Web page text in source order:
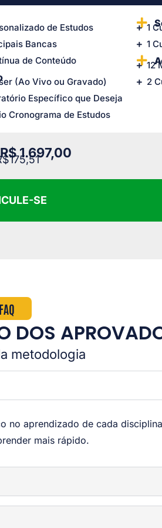
de Estudos
Bancas
de Conteúdo
(Ao Vivo ou Gravado)
Específico que Deseja
Cronograma de Estudos
1
1
12
2
1.697,00
SE
FAQ
DOS
metodologia
no aprendizado de cada disciplina
mais rápido.